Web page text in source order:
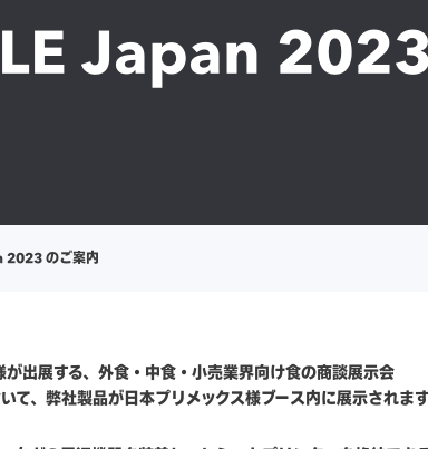
正規販売代理店
詳細はこちら
Japan
2023 のご案内
出展する、外食・中食・小売業界向け食の商談展示会
弊社製品が日本プリメックス様ブース内に展示されま